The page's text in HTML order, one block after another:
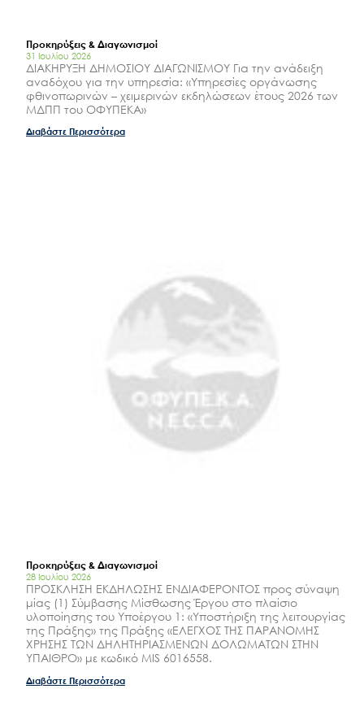
Προκηρύξεις & Διαγωνισμοί
31 Ιουλίου 2026
ΔΙΑΚΗΡΥΞΗ ΔΗΜΟΣΙΟΥ ΔΙΑΓΩΝΙΣΜΟΥ Για την ανάδειξη
αναδόχου για την υπηρεσία: «Υπηρεσίες οργάνωσης
φθινοπωρινών – χειμερινών εκδηλώσεων έτους 2026 των
ΜΔΠΠ του ΟΦΥΠΕΚΑ»
Διαβάστε Περισσότερα
Προκηρύξεις & Διαγωνισμοί
28 Ιουλίου 2026
ΠΡΟΣΚΛΗΣΗ ΕΚΔΗΛΩΣΗΣ ΕΝΔΙΑΦΕΡΟΝΤΟΣ προς σύναψη
μίας (1) Σύμβασης Μίσθωσης Έργου στο πλαίσιο
υλοποίησης του Υποέργου 1: «Υποστήριξη της λειτουργίας
της Πράξης» της Πράξης «ΕΛΕΓΧΟΣ ΤΗΣ ΠΑΡΑΝΟΜΗΣ
ΧΡΗΣΗΣ ΤΩΝ ΔΗΛΗΤΗΡΙΑΣΜΕΝΩΝ ΔΟΛΩΜΑΤΩΝ ΣΤΗΝ
ΥΠΑΙΘΡΟ» με κωδικό MIS 6016558.
Διαβάστε Περισσότερα